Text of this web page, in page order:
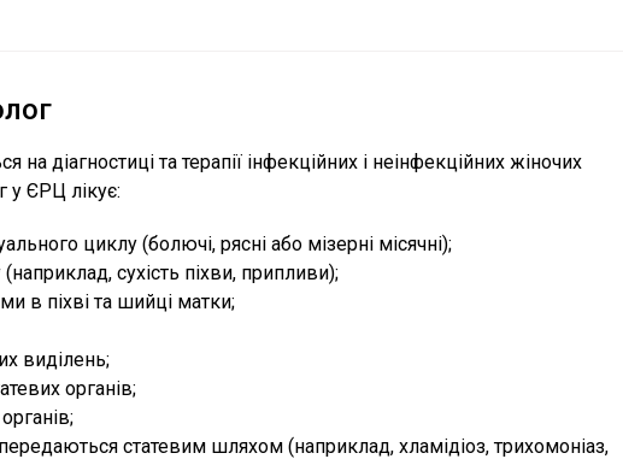
на діагностиці та терапії інфекційних і неінфекційних жіночих
у ЄРЦ лікує:
циклу (болючі, рясні або мізерні місячні);
сухість піхви, припливи);
в піхві та шийці матки;
виділень;
органів;
статевим шляхом (наприклад, хламідіоз, трихомоніаз,